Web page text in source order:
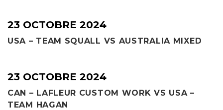
23 OCTOBRE 2024
USA – TEAM SQUALL VS AUSTRALIA MIXED
23 OCTOBRE 2024
CAN – LAFLEUR CUSTOM WORK VS USA –
TEAM HAGAN